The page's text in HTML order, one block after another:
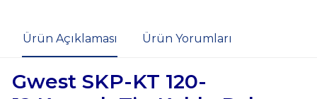
Ürün Açıklaması Ürün Yorumları
Gwest SKP-KT 120-